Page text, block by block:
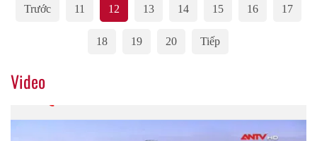
Trước 11 12 13 14 15 16 17
18 19 20 Tiếp
Video